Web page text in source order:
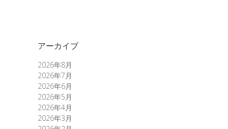
アーカイブ
2026年8月
2026年7月
2026年6月
2026年5月
2026年4月
2026年3月